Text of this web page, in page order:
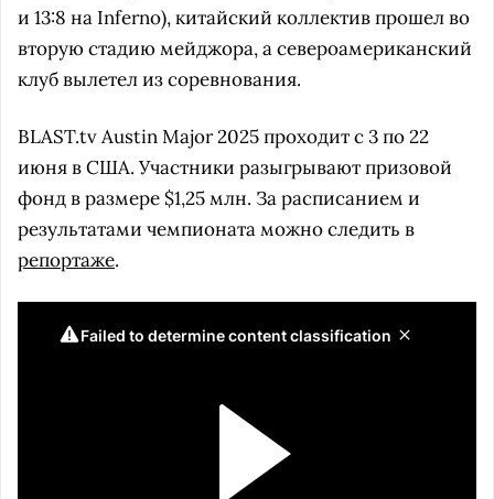
и 13:8 на Inferno), китайский коллектив прошел во
вторую стадию мейджора, а североамериканский
клуб вылетел из соревнования.
BLAST.tv Austin Major 2025 проходит с 3 по 22
июня в США. Участники разыгрывают призовой
фонд в размере $1,25 млн. За расписанием и
результатами чемпионата можно следить в
репортаже.